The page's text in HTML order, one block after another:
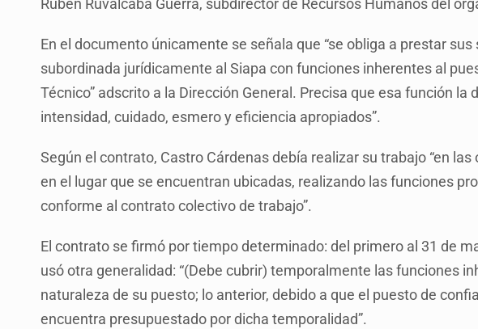
Rubén Ruvalcaba Guerra, subdirector de Recursos Humanos del
En el documento únicamente se señala que “se obliga a prestar
subordinada jurídicamente al Siapa con funciones inherentes al
Técnico” adscrito a la Dirección General. Precisa que esa función la
intensidad, cuidado, esmero y eficiencia apropiados”.
Según el contrato, Castro Cárdenas debía realizar su trabajo “en
en el lugar que se encuentran ubicadas, realizando las funciones
conforme al contrato colectivo de trabajo”.
El contrato se firmó por tiempo determinado: del primero al 31 de
usó otra generalidad: “(Debe cubrir) temporalmente las funciones
naturaleza de su puesto; lo anterior, debido a que el puesto de
encuentra presupuestado por dicha temporalidad”.